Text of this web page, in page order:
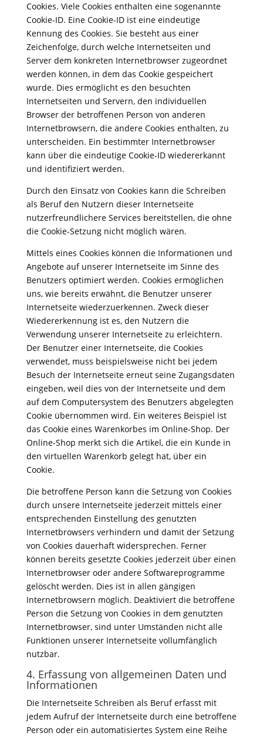
Cookies. Viele Cookies enthalten eine sogenannte
Cookie-ID. Eine Cookie-ID ist eine eindeutige
Kennung des Cookies. Sie besteht aus einer
Zeichenfolge, durch welche Internetseiten und
Server dem konkreten Internetbrowser zugeordnet
werden können, in dem das Cookie gespeichert
wurde. Dies ermöglicht es den besuchten
Internetseiten und Servern, den individuellen
Browser der betroffenen Person von anderen
Internetbrowsern, die andere Cookies enthalten, zu
unterscheiden. Ein bestimmter Internetbrowser
kann über die eindeutige Cookie-ID wiedererkannt
und identifiziert werden.
Durch den Einsatz von Cookies kann die Schreiben
als Beruf den Nutzern dieser Internetseite
nutzerfreundlichere Services bereitstellen, die ohne
die Cookie-Setzung nicht möglich wären.
Mittels eines Cookies können die Informationen und
Angebote auf unserer Internetseite im Sinne des
Benutzers optimiert werden. Cookies ermöglichen
uns, wie bereits erwähnt, die Benutzer unserer
Internetseite wiederzuerkennen. Zweck dieser
Wiedererkennung ist es, den Nutzern die
Verwendung unserer Internetseite zu erleichtern.
Der Benutzer einer Internetseite, die Cookies
verwendet, muss beispielsweise nicht bei jedem
Besuch der Internetseite erneut seine Zugangsdaten
eingeben, weil dies von der Internetseite und dem
auf dem Computersystem des Benutzers abgelegten
Cookie übernommen wird. Ein weiteres Beispiel ist
das Cookie eines Warenkorbes im Online-Shop. Der
Online-Shop merkt sich die Artikel, die ein Kunde in
den virtuellen Warenkorb gelegt hat, über ein
Cookie.
Die betroffene Person kann die Setzung von Cookies
durch unsere Internetseite jederzeit mittels einer
entsprechenden Einstellung des genutzten
Internetbrowsers verhindern und damit der Setzung
von Cookies dauerhaft widersprechen. Ferner
können bereits gesetzte Cookies jederzeit über einen
Internetbrowser oder andere Softwareprogramme
gelöscht werden. Dies ist in allen gängigen
Internetbrowsern möglich. Deaktiviert die betroffene
Person die Setzung von Cookies in dem genutzten
Internetbrowser, sind unter Umständen nicht alle
Funktionen unserer Internetseite vollumfänglich
nutzbar.
4. Erfassung von allgemeinen Daten und
Informationen
Die Internetseite Schreiben als Beruf erfasst mit
jedem Aufruf der Internetseite durch eine betroffene
Person oder ein automatisiertes System eine Reihe